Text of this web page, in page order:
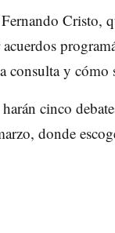
Cristo,
y cómo
cinco
donde